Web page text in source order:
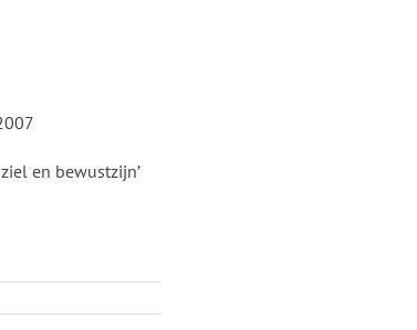
en bewustzijn’